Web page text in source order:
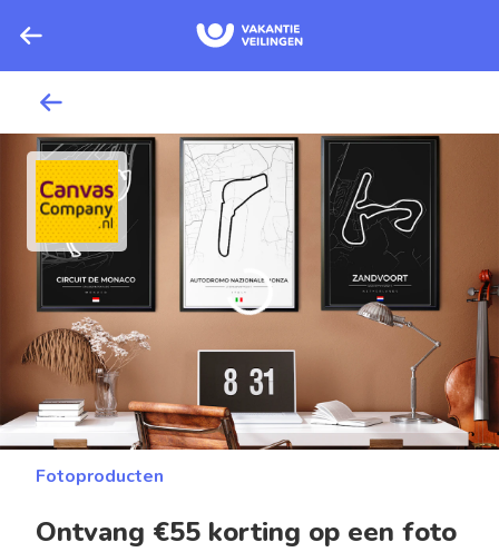
Fotoproducten
Ontvang €55 korting op een foto